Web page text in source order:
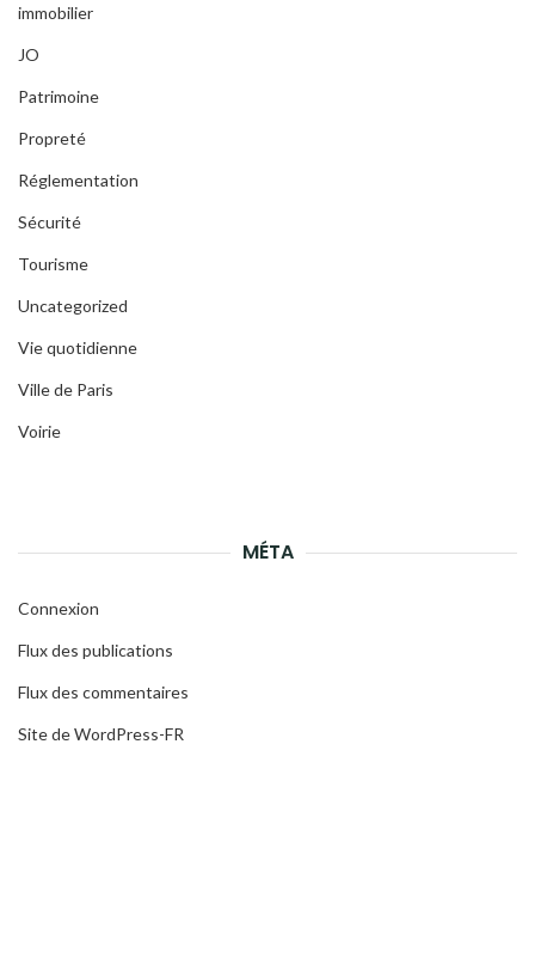
immobilier
JO
Patrimoine
Propreté
Réglementation
Sécurité
Tourisme
Uncategorized
Vie quotidienne
Ville de Paris
Voirie
MÉTA
Connexion
Flux des publications
Flux des commentaires
Site de WordPress-FR